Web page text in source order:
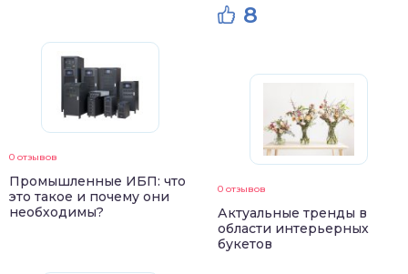
0 отзывов
Промышленные ИБП: что
это такое и почему они
необходимы?
8
0 отзывов
Актуальные тренды в
области интерьерных
букетов